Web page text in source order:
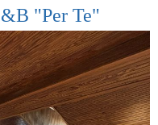
"Per Te"